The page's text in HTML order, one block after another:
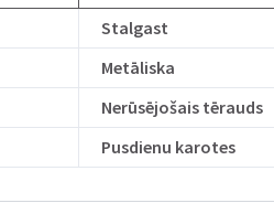
Stalgast
Metāliska
Nerūsējošais tērauds
Pusdienu karotes